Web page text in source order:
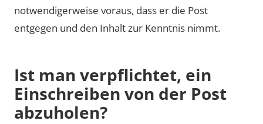
notwendigerweise voraus, dass er die Post
entgegen und den Inhalt zur Kenntnis nimmt.
Ist man verpflichtet, ein
Einschreiben von der Post
abzuholen?